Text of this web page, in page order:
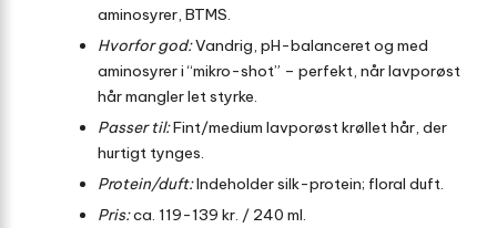
aminosyrer, BTMS.
Hvorfor god:Vandrig, pH-balanceret og med
aminosyrer i “mikro-shot” – perfekt, når lavporøst
hår mangler let styrke.
Passer til:Fint/medium lavporøst krøllet hår, der
hurtigt tynges.
Protein/duft:Indeholder silk-protein; floral duft.
Pris:ca. 119-139 kr. / 240 ml.